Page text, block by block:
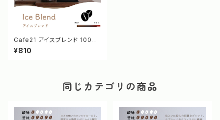
Cafe21 アイスブレンド 100g
[1162/1161]
¥810
同じカテゴリの商品